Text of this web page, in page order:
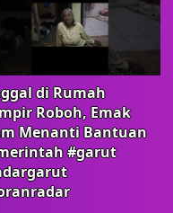
di Rumah
Roboh, Emak
Menanti Bantuan
#garut